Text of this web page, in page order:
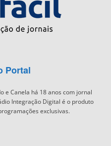
Portal
e Canela há 18 anos com jornal
Integração Digital é o produto
exclusivas.